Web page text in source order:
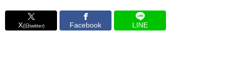
X(旧twitter) Facebook LINE